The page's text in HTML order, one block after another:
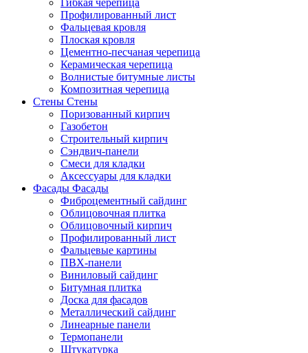
Гибкая черепица
Профилированный лист
Фальцевая кровля
Плоская кровля
Цементно-песчаная черепица
Керамическая черепица
Волнистые битумные листы
Композитная черепица
Стены Стены
Поризованный кирпич
Газобетон
Строительный кирпич
Сэндвич-панели
Смеси для кладки
Аксессуары для кладки
Фасады Фасады
Фиброцементный сайдинг
Облицовочная плитка
Облицовочный кирпич
Профилированный лист
Фальцевые картины
ПВХ-панели
Виниловый сайдинг
Битумная плитка
Доска для фасадов
Металлический сайдинг
Линеарные панели
Термопанели
Штукатурка